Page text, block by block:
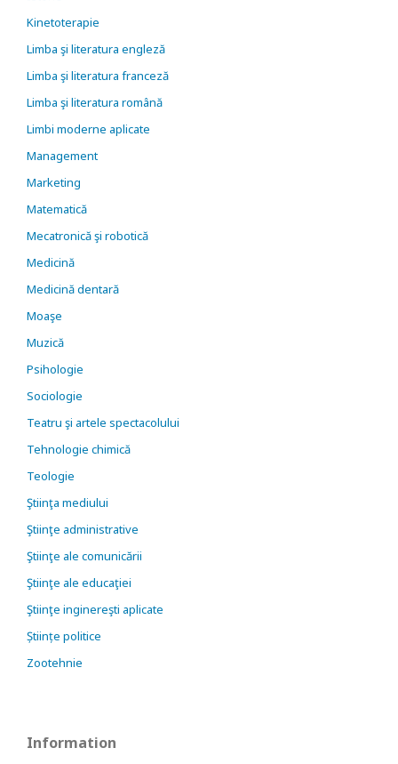
Kinetoterapie
Limba şi literatura engleză
Limba şi literatura franceză
Limba şi literatura română
Limbi moderne aplicate
Management
Marketing
Matematică
Mecatronică şi robotică
Medicină
Medicină dentară
Moaşe
Muzică
Psihologie
Sociologie
Teatru şi artele spectacolului
Tehnologie chimică
Teologie
Ştiinţa mediului
Ştiinţe administrative
Ştiinţe ale comunicării
Ştiinţe ale educaţiei
Ştiinţe inginereşti aplicate
Științe politice
Zootehnie
Information